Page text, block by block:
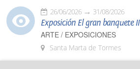
26/06/2026 31/08/2026
Exposición El gran banquete II
ARTE / EXPOSICIONES
Santa Marta de Tormes